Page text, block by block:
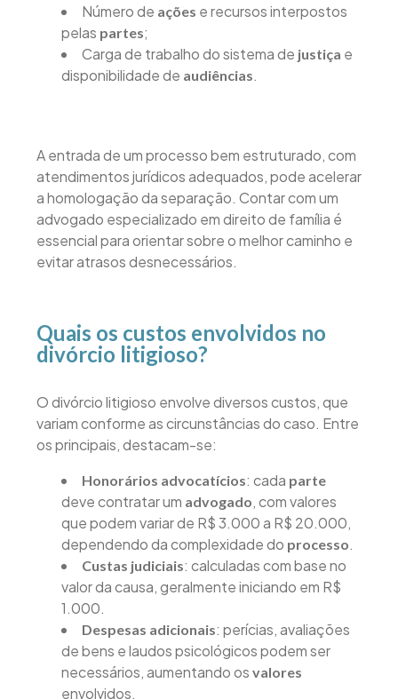
Número de ações e recursos interpostos
pelas partes;
Carga de trabalho do sistema de justiça e
disponibilidade de audiências.
A entrada de um processo bem estruturado, com
atendimentos jurídicos adequados, pode acelerar
a homologação da separação. Contar com um
advogado especializado em direito de família é
essencial para orientar sobre o melhor caminho e
evitar atrasos desnecessários.
Quais os custos envolvidos no
divórcio litigioso?
O divórcio litigioso envolve diversos custos, que
variam conforme as circunstâncias do caso. Entre
os principais, destacam-se:
Honorários advocatícios: cada parte
deve contratar um advogado, com valores
que podem variar de R$ 3.000 a R$ 20.000,
dependendo da complexidade do processo.
Custas judiciais: calculadas com base no
valor da causa, geralmente iniciando em R$
1.000.
Despesas adicionais: perícias, avaliações
de bens e laudos psicológicos podem ser
necessários, aumentando os valores
envolvidos.